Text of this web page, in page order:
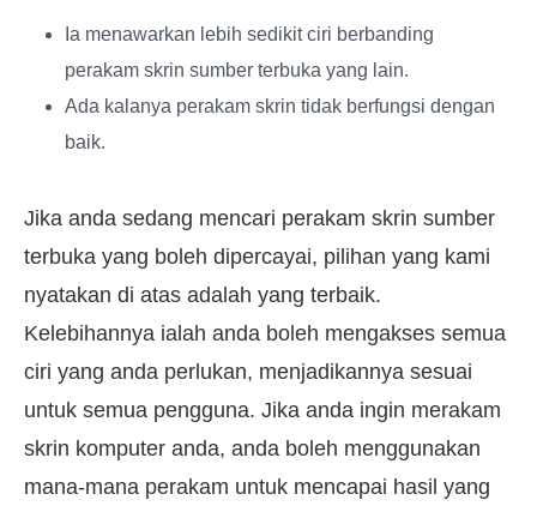
Ia menawarkan lebih sedikit ciri berbanding
perakam skrin sumber terbuka yang lain.
Ada kalanya perakam skrin tidak berfungsi dengan
baik.
Jika anda sedang mencari perakam skrin sumber
terbuka yang boleh dipercayai, pilihan yang kami
nyatakan di atas adalah yang terbaik.
Kelebihannya ialah anda boleh mengakses semua
ciri yang anda perlukan, menjadikannya sesuai
untuk semua pengguna. Jika anda ingin merakam
skrin komputer anda, anda boleh menggunakan
mana-mana perakam untuk mencapai hasil yang